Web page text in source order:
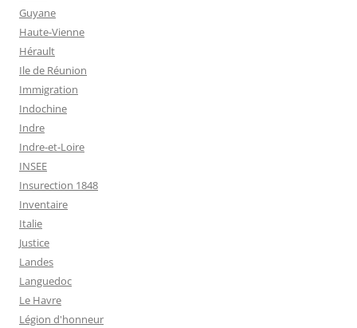
Guyane
Haute-Vienne
Hérault
Ile de Réunion
Immigration
Indochine
Indre
Indre-et-Loire
INSEE
Insurection 1848
Inventaire
Italie
Justice
Landes
Languedoc
Le Havre
Légion d'honneur